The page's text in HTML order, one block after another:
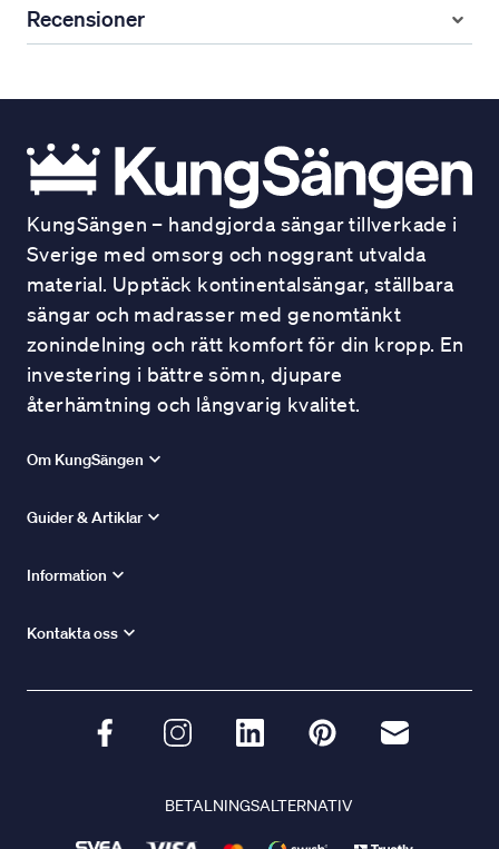
Recensioner
KungSängen – handgjorda sängar tillverkade i
Sverige med omsorg och noggrant utvalda
material. Upptäck kontinentalsängar, ställbara
sängar och madrasser med genomtänkt
zonindelning och rätt komfort för din kropp. En
investering i bättre sömn, djupare
återhämtning och långvarig kvalitet.
Om KungSängen
Guider & Artiklar
Information
Kontakta oss
BETALNINGSALTERNATIV